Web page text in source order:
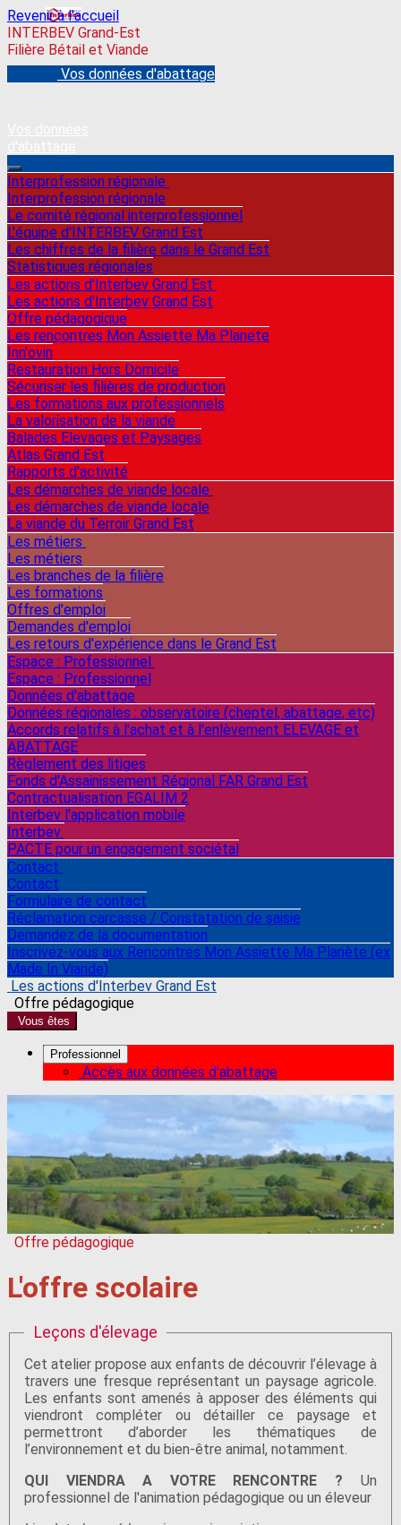
Revenir à l'accueil
INTERBEV Grand-Est
Filière Bétail et Viande
Vos données d'abattage
Interprofession régionale
Interprofession régionale
Le comité régional interprofessionnel
L'équipe d'INTERBEV Grand Est
Les chiffres de la filière dans le Grand Est
Statistiques régionales
Les actions d'Interbev Grand Est
Les actions d'Interbev Grand Est
Offre pédagogique
Les rencontres Mon Assiette Ma Planete
Inn'ovin
Restauration Hors Domicile
Sécuriser les filières de production
Les formations aux professionnels
La valorisation de la viande
Balades Elevages et Paysages
Atlas Grand Est
Rapports d'activité
Les démarches de viande locale
Les démarches de viande locale
La viande du Terroir Grand Est
Les métiers
Les métiers
Les branches de la filière
Les formations
Offres d'emploi
Demandes d'emploi
Les retours d'expérience dans le Grand Est
Espace : Professionnel
Espace : Professionnel
Données d'abattage
Données régionales : observatoire (cheptel, abattage, etc)
Accords relatifs à l'achat et à l'enlèvement ELEVAGE et
ABATTAGE
Règlement des litiges
Fonds d'Assainissement Régional FAR Grand Est
Contractualisation EGALIM 2
Interbev l'application mobile
Interbev
PACTE pour un engagement sociétal
Contact
Contact
Formulaire de contact
Réclamation carcasse / Constatation de saisie
Demandez de la documentation
Inscrivez-vous aux Rencontres Mon Assiette Ma Planète (ex
Made In Viande)
Les actions d'Interbev Grand Est
Offre pédagogique
Vous êtes
Professionnel
Accès aux données d'abattage
Offre pédagogique
L'offre scolaire
Leçons d'élevage
Cet atelier propose aux enfants de découvrir l’élevage à
travers une fresque représentant un paysage agricole.
Les enfants sont amenés à apposer des éléments qui
viendront compléter ou détailler ce paysage et
permettront d’aborder les thématiques de
l’environnement et du bien-être animal, notamment.
QUI VIENDRA A VOTRE RENCONTRE ? Un
professionnel de l'animation pédagogique ou un éleveur